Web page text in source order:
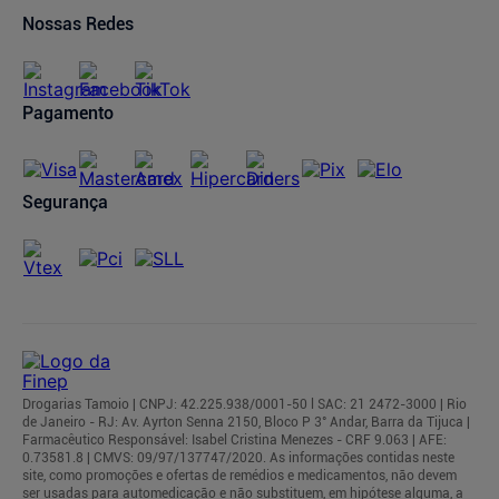
Trocas e Devoluções
Regulamentos
Nossas Redes
Pagamento
Segurança
Drogarias Tamoio | CNPJ: 42.225.938/0001-50 l SAC: 21 2472-3000 | Rio
de Janeiro - RJ: Av. Ayrton Senna 2150, Bloco P 3° Andar, Barra da Tijuca |
Farmacêutico Responsável: Isabel Cristina Menezes - CRF 9.063 | AFE:
0.73581.8 | CMVS: 09/97/137747/2020. As informações contidas neste
site, como promoções e ofertas de remédios e medicamentos, não devem
ser usadas para automedicação e não substituem, em hipótese alguma, a